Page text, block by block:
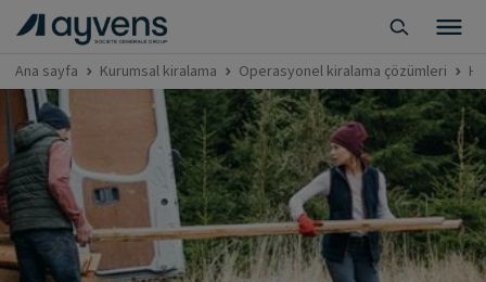
Ana sayfa Kurumsal kiralama Operasyonel kiralama çözümleri